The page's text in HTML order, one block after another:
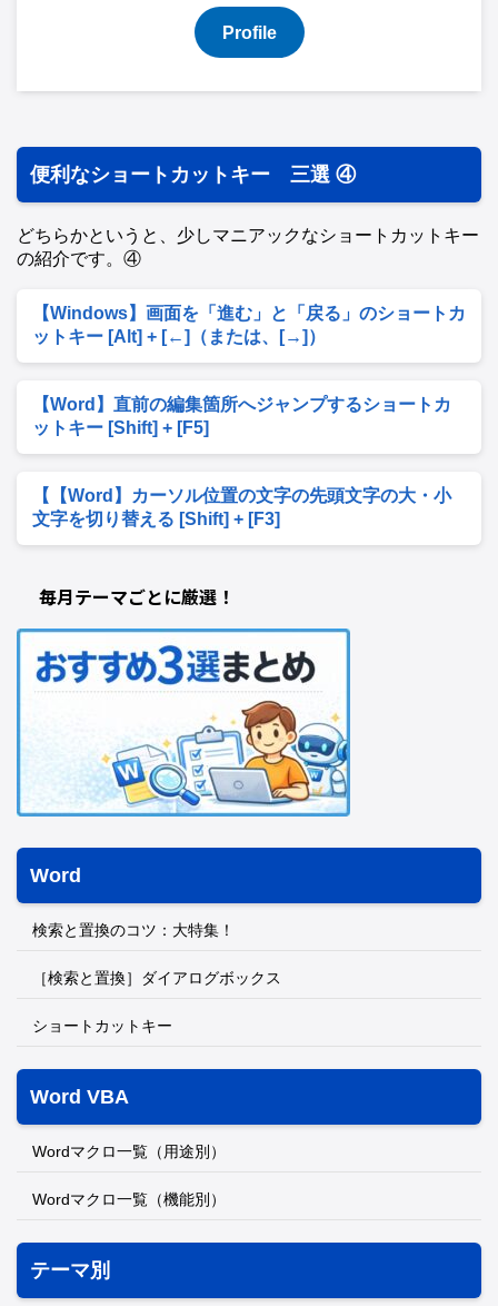
Profile
便利なショートカットキー 三選 ④
どちらかというと、少しマニアックなショートカットキー
の紹介です。④
【Windows】画面を「進む」と「戻る」のショートカ
ットキー [Alt] + [←]（または、[→]）
【Word】直前の編集箇所へジャンプするショートカ
ットキー [Shift] + [F5]
【【Word】カーソル位置の文字の先頭文字の大・小
文字を切り替える [Shift] + [F3]
毎月テーマごとに厳選！
Word
検索と置換のコツ：大特集！
［検索と置換］ダイアログボックス
ショートカットキー
Word VBA
Wordマクロ一覧（用途別）
Wordマクロ一覧（機能別）
テーマ別